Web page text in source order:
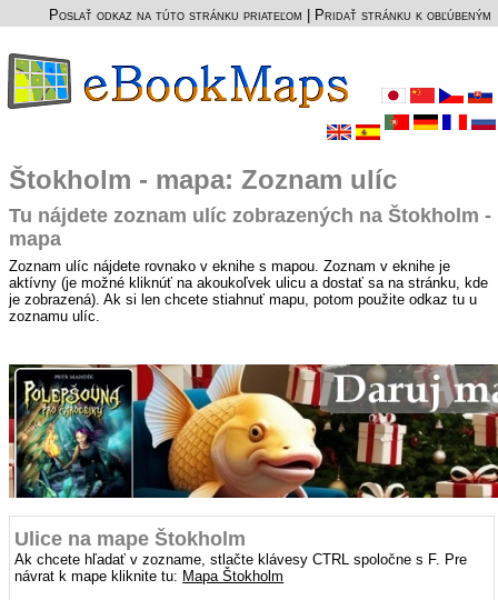
Poslať odkaz na túto stránku priateľom Pridať stránku k obľúbeným
Štokholm - mapa: Zoznam ulíc
Tu nájdete zoznam ulíc zobrazených na Štokholm -
mapa
Zoznam ulíc nájdete rovnako v eknihe s mapou. Zoznam v eknihe je
aktívny (je možné kliknúť na akoukoľvek ulicu a dostať sa na stránku, kde
je zobrazená). Ak si len chcete stiahnuť mapu, potom použite odkaz tu u
zoznamu ulíc.
Ulice na mape Štokholm
Ak chcete hľadať v zozname, stlačte klávesy CTRL spoločne s F. Pre
návrat k mape kliknite tu: Mapa Štokholm